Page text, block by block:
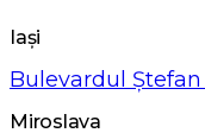
Iași
Bulevardul
Miroslava